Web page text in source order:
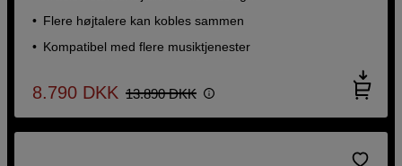
Flere højtalere kan kobles sammen
Kompatibel med flere musiktjenester
8.790 DKK 13.890 DKK